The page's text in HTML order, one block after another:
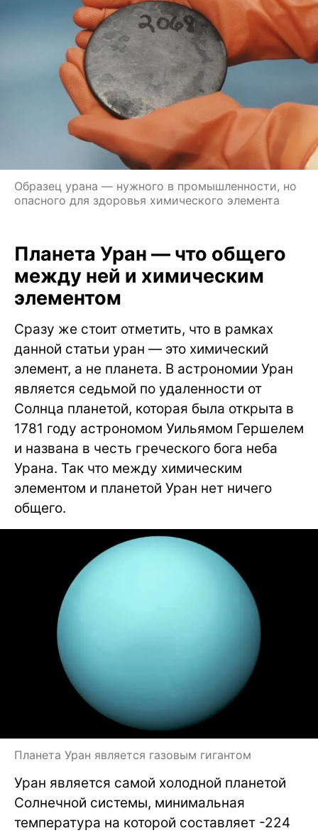
Образец урана — нужного в промышленности, но
опасного для здоровья химического элемента
Планета Уран — что общего
между ней и химическим
элементом
Сразу же стоит отметить, что в рамках
данной статьи уран — это химический
элемент, а не планета. В астрономии Уран
является седьмой по удаленности от
Солнца планетой, которая была открыта в
1781 году астрономом Уильямом Гершелем
и названа в честь греческого бога неба
Урана. Так что между химическим
элементом и планетой Уран нет ничего
общего.
Планета Уран является газовым гигантом
Уран является самой холодной планетой
Солнечной системы, минимальная
температура на которой составляет -224